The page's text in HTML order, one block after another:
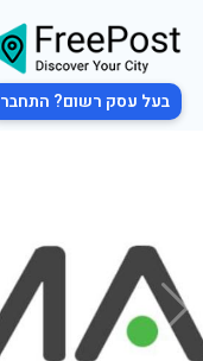
בעל עסק רשום? התחבר